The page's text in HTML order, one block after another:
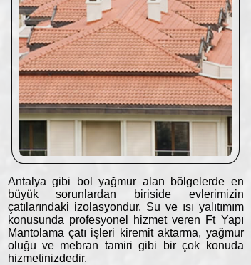
Antalya gibi bol yağmur alan bölgelerde en
büyük sorunlardan biriside evlerimizin
çatılarındaki izolasyondur. Su ve ısı yalıtımım
konusunda profesyonel hizmet veren Ft Yapı
Mantolama çatı işleri kiremit aktarma, yağmur
oluğu ve mebran tamiri gibi bir çok konuda
hizmetinizdedir.